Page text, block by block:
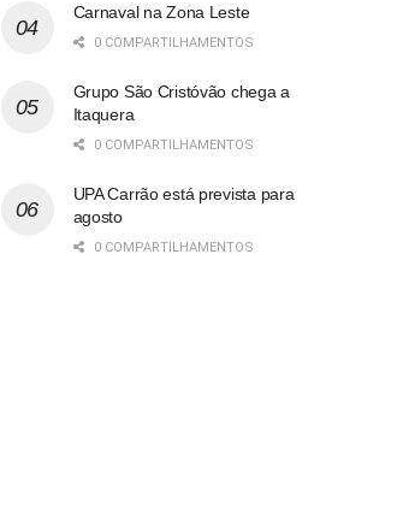
Carnaval na Zona Leste
0 COMPARTILHAMENTOS
Grupo São Cristóvão chega a
Itaquera
0 COMPARTILHAMENTOS
UPA Carrão está prevista para
agosto
0 COMPARTILHAMENTOS